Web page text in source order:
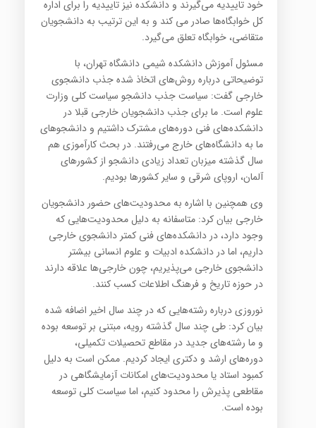
خود تاییدیه می‌گیرند و دانشکده نیز تاییدیه را برای اداره
کل خوابگاه‌ها صادر می کند و به این ترتیب به دانشجویان
متقاضی، خوابگاه تعلق می‌گیرد.
مسئول آموزش دانشکده شیمی دانشگاه تهران، با
توضیحاتی درباره روش‌های اتخاذ شده جذب دانشجوی
خارجی گفت: سیاست جذب دانشجو سیاست کلی وزارت
علوم است. ما برای جذب دانشجویان خارجی قبلا در
دانشکده‌های فنی دوره‌های مشترک داشتیم و دانشجوهای
ما به دانشگاه‌های خارج می‌رفتند. در بحث کارآموزی هم
سال گذشته میزبان تعداد زیادی دانشجو از کشورهای
آلمان، اروپای شرقی و سایر کشورها بودیم.
وی همچنین با اشاره به محدودیت‌های حضور دانشجویان
خارجی بیان کرد: متاسفانه به دلیل محدودیت‌هایی که
وجود دارد، در دانشکده‌های فنی کمتر دانشجوی خارجی
داریم، اما در دانشکده ادبیات و علوم انسانی بیشتر
دانشجوی خارجی می‌پذیریم، چون خارجی‌ها علاقه دارند
در حوزه تاریخ و فرهنگ اطلاعات کسب کنند.
نوروزی درباره رشته‌هایی که در چند سال اخیر اضافه شده
بیان کرد: طی چند سال گذشته رویه، مبتنی بر توسعه بوده
و ما رشته‌های جدید در مقاطع تحصیلات تکمیلی،
دوره‌های ارشد و دکتری ایجاد کردیم. ممکن است به دلیل
کمبود استاد یا محدودیت‌های امکانات آزمایشگاهی در
مقاطعی پذیرش را محدود کنیم، اما سیاست کلی توسعه
بوده است.